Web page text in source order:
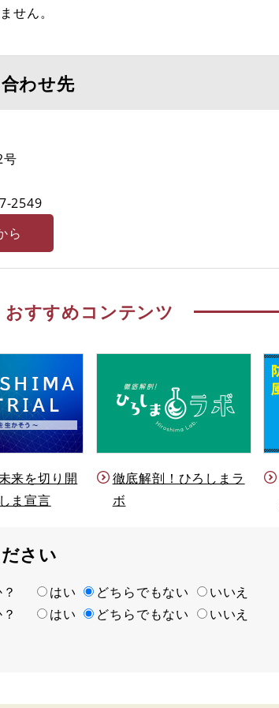
せん。
わせ先
号
2549
ら
おすすめコンテンツ
来を切り開
ま宣言
徹底解剖！ひろしまラ
ボ
さい
？ はい どちらでもない
いいえ
？ はい どちらでもない いいえ